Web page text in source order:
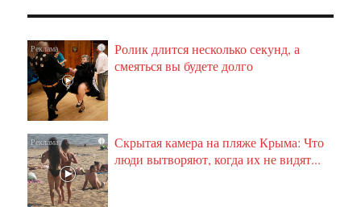
i
Ролик длится несколько секунд, а
смеяться вы будете долго
i
Скрытая камера на пляже Крыма: Что
люди вытворяют, когда их не видят...